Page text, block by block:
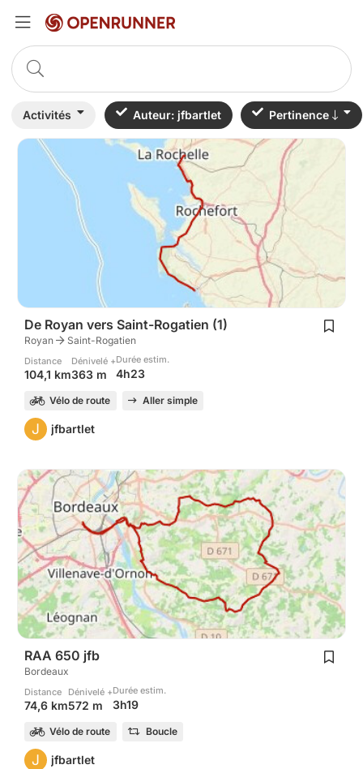
Activités Auteur: jfbartlet Pertinence
De Royan vers Saint-Rogatien (1)
Royan Saint-Rogatien
Distance
104,1 km
Dénivelé +
363 m
Durée estim.
4h23
Vélo de route Aller simple
J jfbartlet
RAA 650 jfb
Bordeaux
Distance
74,6 km
Dénivelé +
572 m
Durée estim.
3h19
Vélo de route Boucle
J jfbartlet